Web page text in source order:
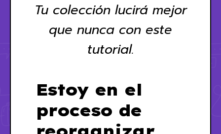
Tu colección lucirá mejor
que nunca con este
tutorial.
Estoy en el
proceso de